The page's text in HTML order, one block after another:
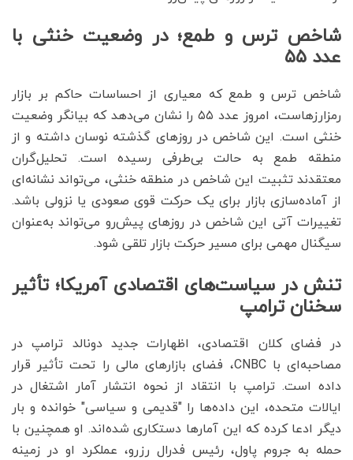
شاخص ترس و طمع؛ در وضعیت خنثی با
عدد ۵۵
شاخص ترس و طمع که معیاری از احساسات حاکم بر بازار
رمزارزهاست، امروز عدد ۵۵ را نشان می‌دهد که بیانگر وضعیت
خنثی است. این شاخص در روزهای گذشته نوسان داشته و از
منطقه طمع به حالت بی‌طرفی رسیده است. تحلیل‌گران
معتقدند تثبیت این شاخص در منطقه خنثی، می‌تواند نشانه‌ای
از آماده‌سازی بازار برای یک حرکت قوی صعودی یا نزولی باشد.
تغییرات آتی این شاخص در روزهای پیش‌رو می‌تواند به‌عنوان
سیگنال مهمی برای مسیر حرکت بازار تلقی شود.
تنش در سیاست‌های اقتصادی آمریکا؛ تأثیر
سخنان ترامپ
در فضای کلان اقتصادی، اظهارات جدید دونالد ترامپ در
مصاحبه‌ای با CNBC، فضای بازارهای مالی را تحت تأثیر قرار
داده است. ترامپ با انتقاد از نحوه انتشار آمار اشتغال در
ایالات متحده، این داده‌ها را "قدیمی و سیاسی" خوانده و بار
دیگر ادعا کرده که این آمارها دستکاری شده‌اند. او همچنین با
حمله به جروم پاول، رئیس فدرال رزرو، عملکرد او در زمینه